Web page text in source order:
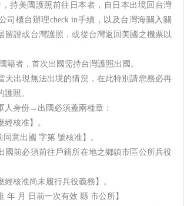
持美國護照前往日本者，自日本出境回台灣
司櫃台辦理check in手續，以及台灣海關入關
留證或台灣護照，或從台灣返回美國之機票以
籍者，首次出國需持台灣護照出國。
天出現無法出境的情況，在此特別請您務必再
照。
人身份→出國必須蓋兩種章：
核准】。
意出國 字第 號核准】。
前必須前往戶籍所在地之鄉鎮市區公所兵役
核准尚未履行兵役義務】。
年 月 日前一次有效 縣 市公所】